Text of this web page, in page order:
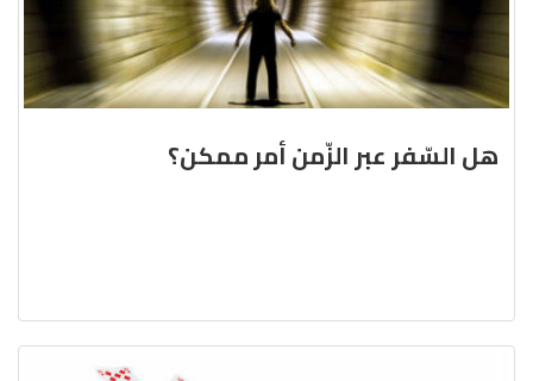
هل السّفر عبر الزّمن أمر ممكن؟